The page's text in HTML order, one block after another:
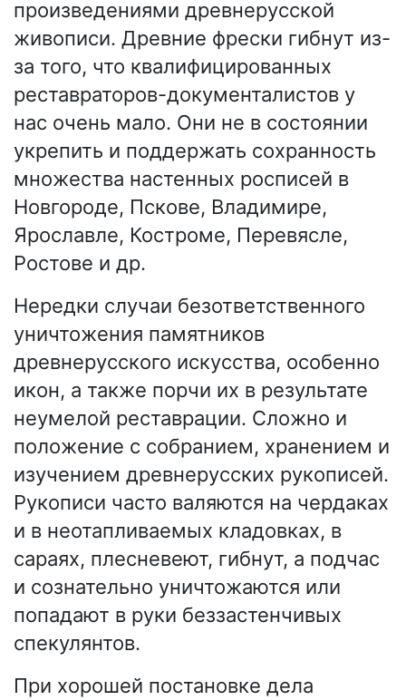
произведениями древнерусской
живописи. Древние фрески гибнут из-
за того, что квалифицированных
реставраторов-документалистов у
нас очень мало. Они не в состоянии
укрепить и поддержать сохранность
множества настенных росписей в
Новгороде, Пскове, Владимире,
Ярославле, Костроме, Перевясле,
Ростове и др.
Нередки случаи безответственного
уничтожения памятников
древнерусского искусства, особенно
икон, а также порчи их в результате
неумелой реставрации. Сложно и
положение с собранием, хранением и
изучением древнерусских рукописей.
Рукописи часто валяются на чердаках
и в неотапливаемых кладовках, в
сараях, плесневеют, гибнут, а подчас
и сознательно уничтожаются или
попадают в руки беззастенчивых
спекулянтов.
При хорошей постановке дела